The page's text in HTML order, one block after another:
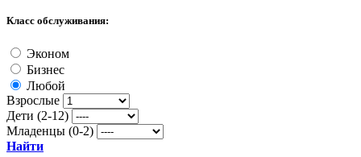
Класс обслуживания:
Эконом
Бизнес
Любой
Взрослые
Дети (2-12)
Младенцы (0-2)
Найти